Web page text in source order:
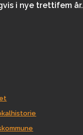
i nye trettifem år.